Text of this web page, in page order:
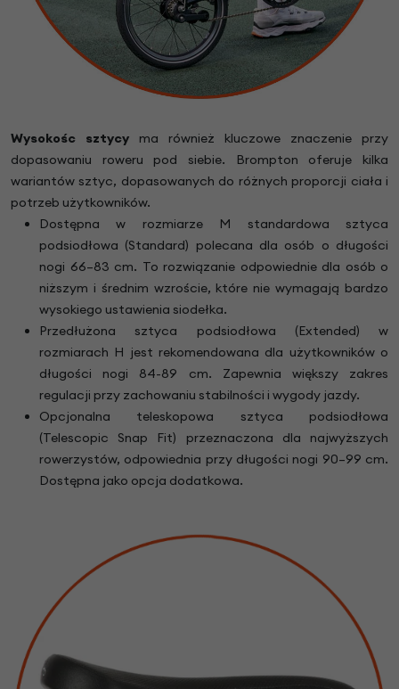
Wysokośc sztycy ma również kluczowe znaczenie przy
dopasowaniu roweru pod siebie. Brompton oferuje kilka
wariantów sztyc, dopasowanych do różnych proporcji ciała i
potrzeb użytkowników.
Dostępna w rozmiarze M standardowa sztyca
podsiodłowa (Standard) polecana dla osób o długości
nogi 66–83 cm. To rozwiązanie odpowiednie dla osób o
niższym i średnim wzroście, które nie wymagają bardzo
wysokiego ustawienia siodełka.
Przedłużona sztyca podsiodłowa (Extended) w
rozmiarach H jest rekomendowana dla użytkowników o
długości nogi 84-89 cm. Zapewnia większy zakres
regulacji przy zachowaniu stabilności i wygody jazdy.
Opcjonalna teleskopowa sztyca podsiodłowa
(Telescopic Snap Fit) przeznaczona dla najwyższych
rowerzystów, odpowiednia przy długości nogi 90–99 cm.
Dostępna jako opcja dodatkowa.